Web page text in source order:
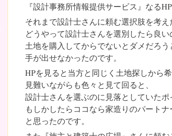
『設計事務所情報提供サービス』なる
それまで設計士さんに頼む選択肢を考
どうやって設計士さんを選別したら良
土地を購入してからでないとダメだろ
手が出せなかったのです。
HPを見ると当方と同じく土地探しから
見難いながらも色々と見て回ると、
設計士さんを選ぶのに見落としていた
もしかしたらココなら家造りのパート
と思ったのです。